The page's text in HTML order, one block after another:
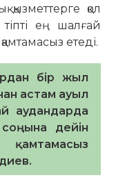
қол
тіпті ең шалғай
етеді.
бір жыл
астам ауыл
аудандарда
дейін
қамтамасыз